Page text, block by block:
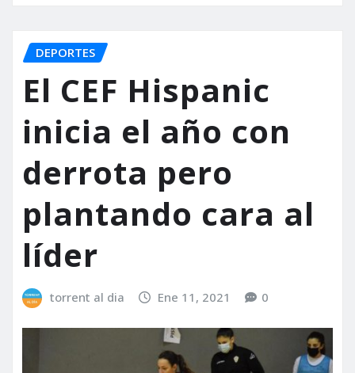
DEPORTES
El CEF Hispanic
inicia el año con
derrota pero
plantando cara al
líder
torrent al dia Ene 11, 2021 0